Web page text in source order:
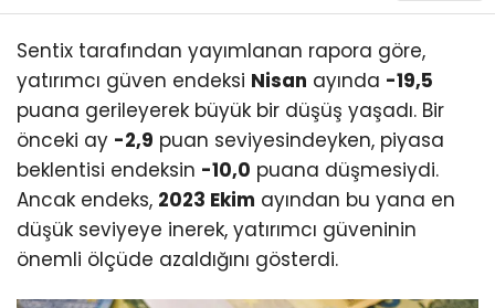
Sentix tarafından yayımlanan rapora göre,
yatırımcı güven endeksi Nisan ayında -19,5
puana gerileyerek büyük bir düşüş yaşadı. Bir
önceki ay -2,9 puan seviyesindeyken, piyasa
beklentisi endeksin -10,0 puana düşmesiydi.
Ancak endeks, 2023 Ekim ayından bu yana en
düşük seviyeye inerek, yatırımcı güveninin
önemli ölçüde azaldığını gösterdi.